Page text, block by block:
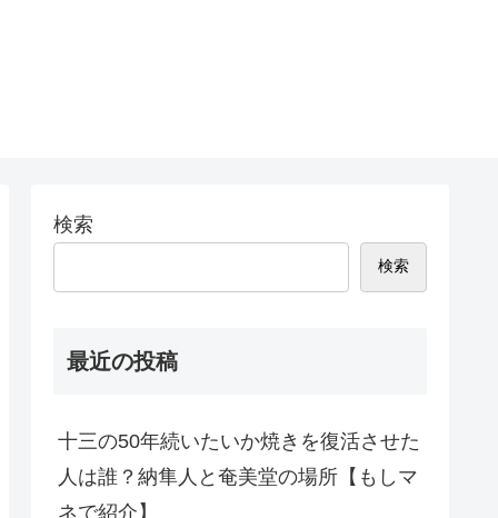
検索
検索
最近の投稿
十三の50年続いたいか焼きを復活させた
人は誰？納隼人と奄美堂の場所【もしマ
ネで紹介】